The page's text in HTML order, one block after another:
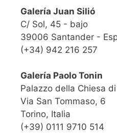
Galería Juan Silió
C/ Sol, 45 - bajo
39006 Santander -
(+34) 942 216 257
Galería Paolo Tonin
Palazzo della Chiesa
Via San Tommaso, 6
Torino, Italia
(+39) 0111 9710 514